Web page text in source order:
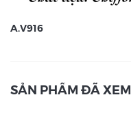
A.V916
SẢN PHẨM ĐÃ XEM